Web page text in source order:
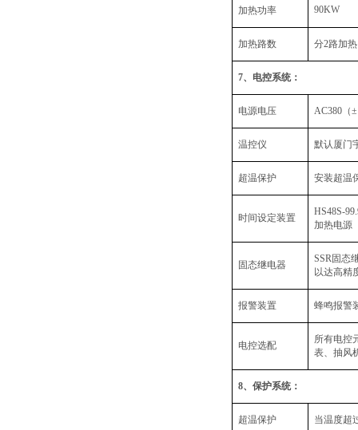
加热功率 90KW
加热路数 分2路加
7、电控系统：
电源电压 AC380 （
温控仪 默认厦门
超温保护 安装超温
时间设定装置
HS48S-
加热电源
固态继电器
SSR固态
以达高精
报警装置 蜂鸣报警
电控选配
所有电控
表、抽风
8、保护系统：
超温保护 当温度超